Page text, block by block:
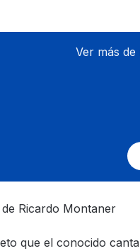
Ver más
que el conocido